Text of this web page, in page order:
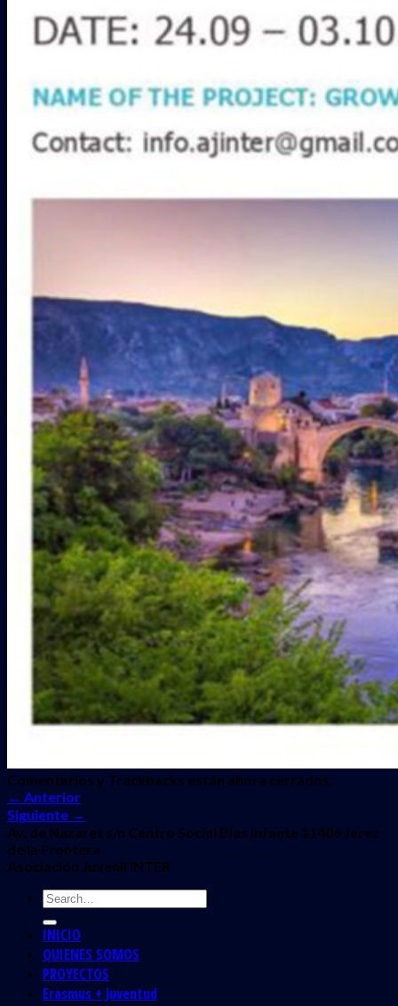
Comentarios y Trackbacks están ahora cerrados.
← Anterior
Siguiente →
Av. de Nazaret s/n Centro Social Blas Infante 11406 Jerez
de la Frontera
Asociación Juvenil INTER
INICIO
QUIENES SOMOS
PROYECTOS
Erasmus + Juventud